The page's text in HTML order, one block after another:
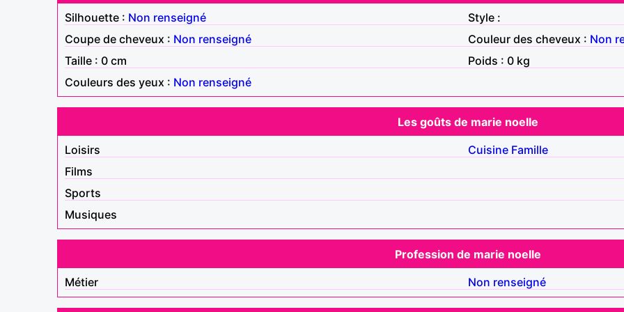
Silhouette : Non renseigné
Style :
Coupe de cheveux : Non renseigné Couleur des cheveux : Non
Taille : 0 cm
Poids : 0 kg
Couleurs des yeux : Non renseigné
Les goûts de marie noelle
Loisirs
Cuisine Famille
Films
Sports
Musiques
Profession de marie noelle
Métier
Non renseigné